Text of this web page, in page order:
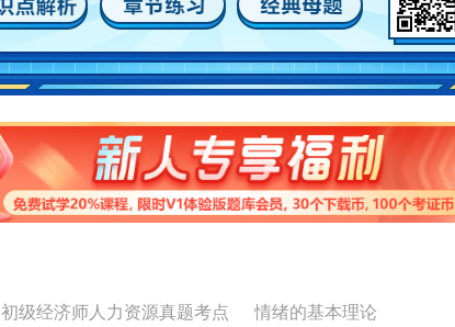
初级经济师人力资源真题考点 情绪的基本理论